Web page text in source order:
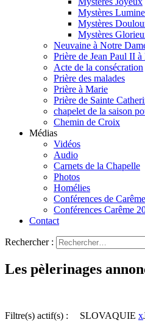
Mystères
Mystères
Mystères
Neuvaine à Notre
Prière de Jean Paul II
Acte de la consécration
Prière des malades
Prière à Marie
Prière de Sainte
chapelet de la saison
Chemin de Croix
Médias
Vidéos
Audio
Carnets de la Chapelle
Photos
Homélies
Conférences de
Conférences Carême
Contact
Rechercher :
Les pèlerinages
Filtre(s) actif(s) : SLOVAQUIE x